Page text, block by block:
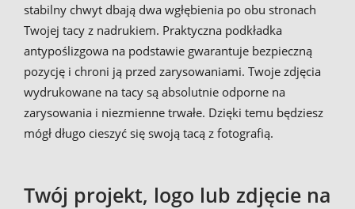
stabilny chwyt dbają dwa wgłębienia po obu stronach
Twojej tacy z nadrukiem. Praktyczna podkładka
antypoślizgowa na podstawie gwarantuje bezpieczną
pozycję i chroni ją przed zarysowaniami. Twoje zdjęcia
wydrukowane na tacy są absolutnie odporne na
zarysowania i niezmienne trwałe. Dzięki temu będziesz
mógł długo cieszyć się swoją tacą z fotografią.
Twój projekt, logo lub zdjęcie na